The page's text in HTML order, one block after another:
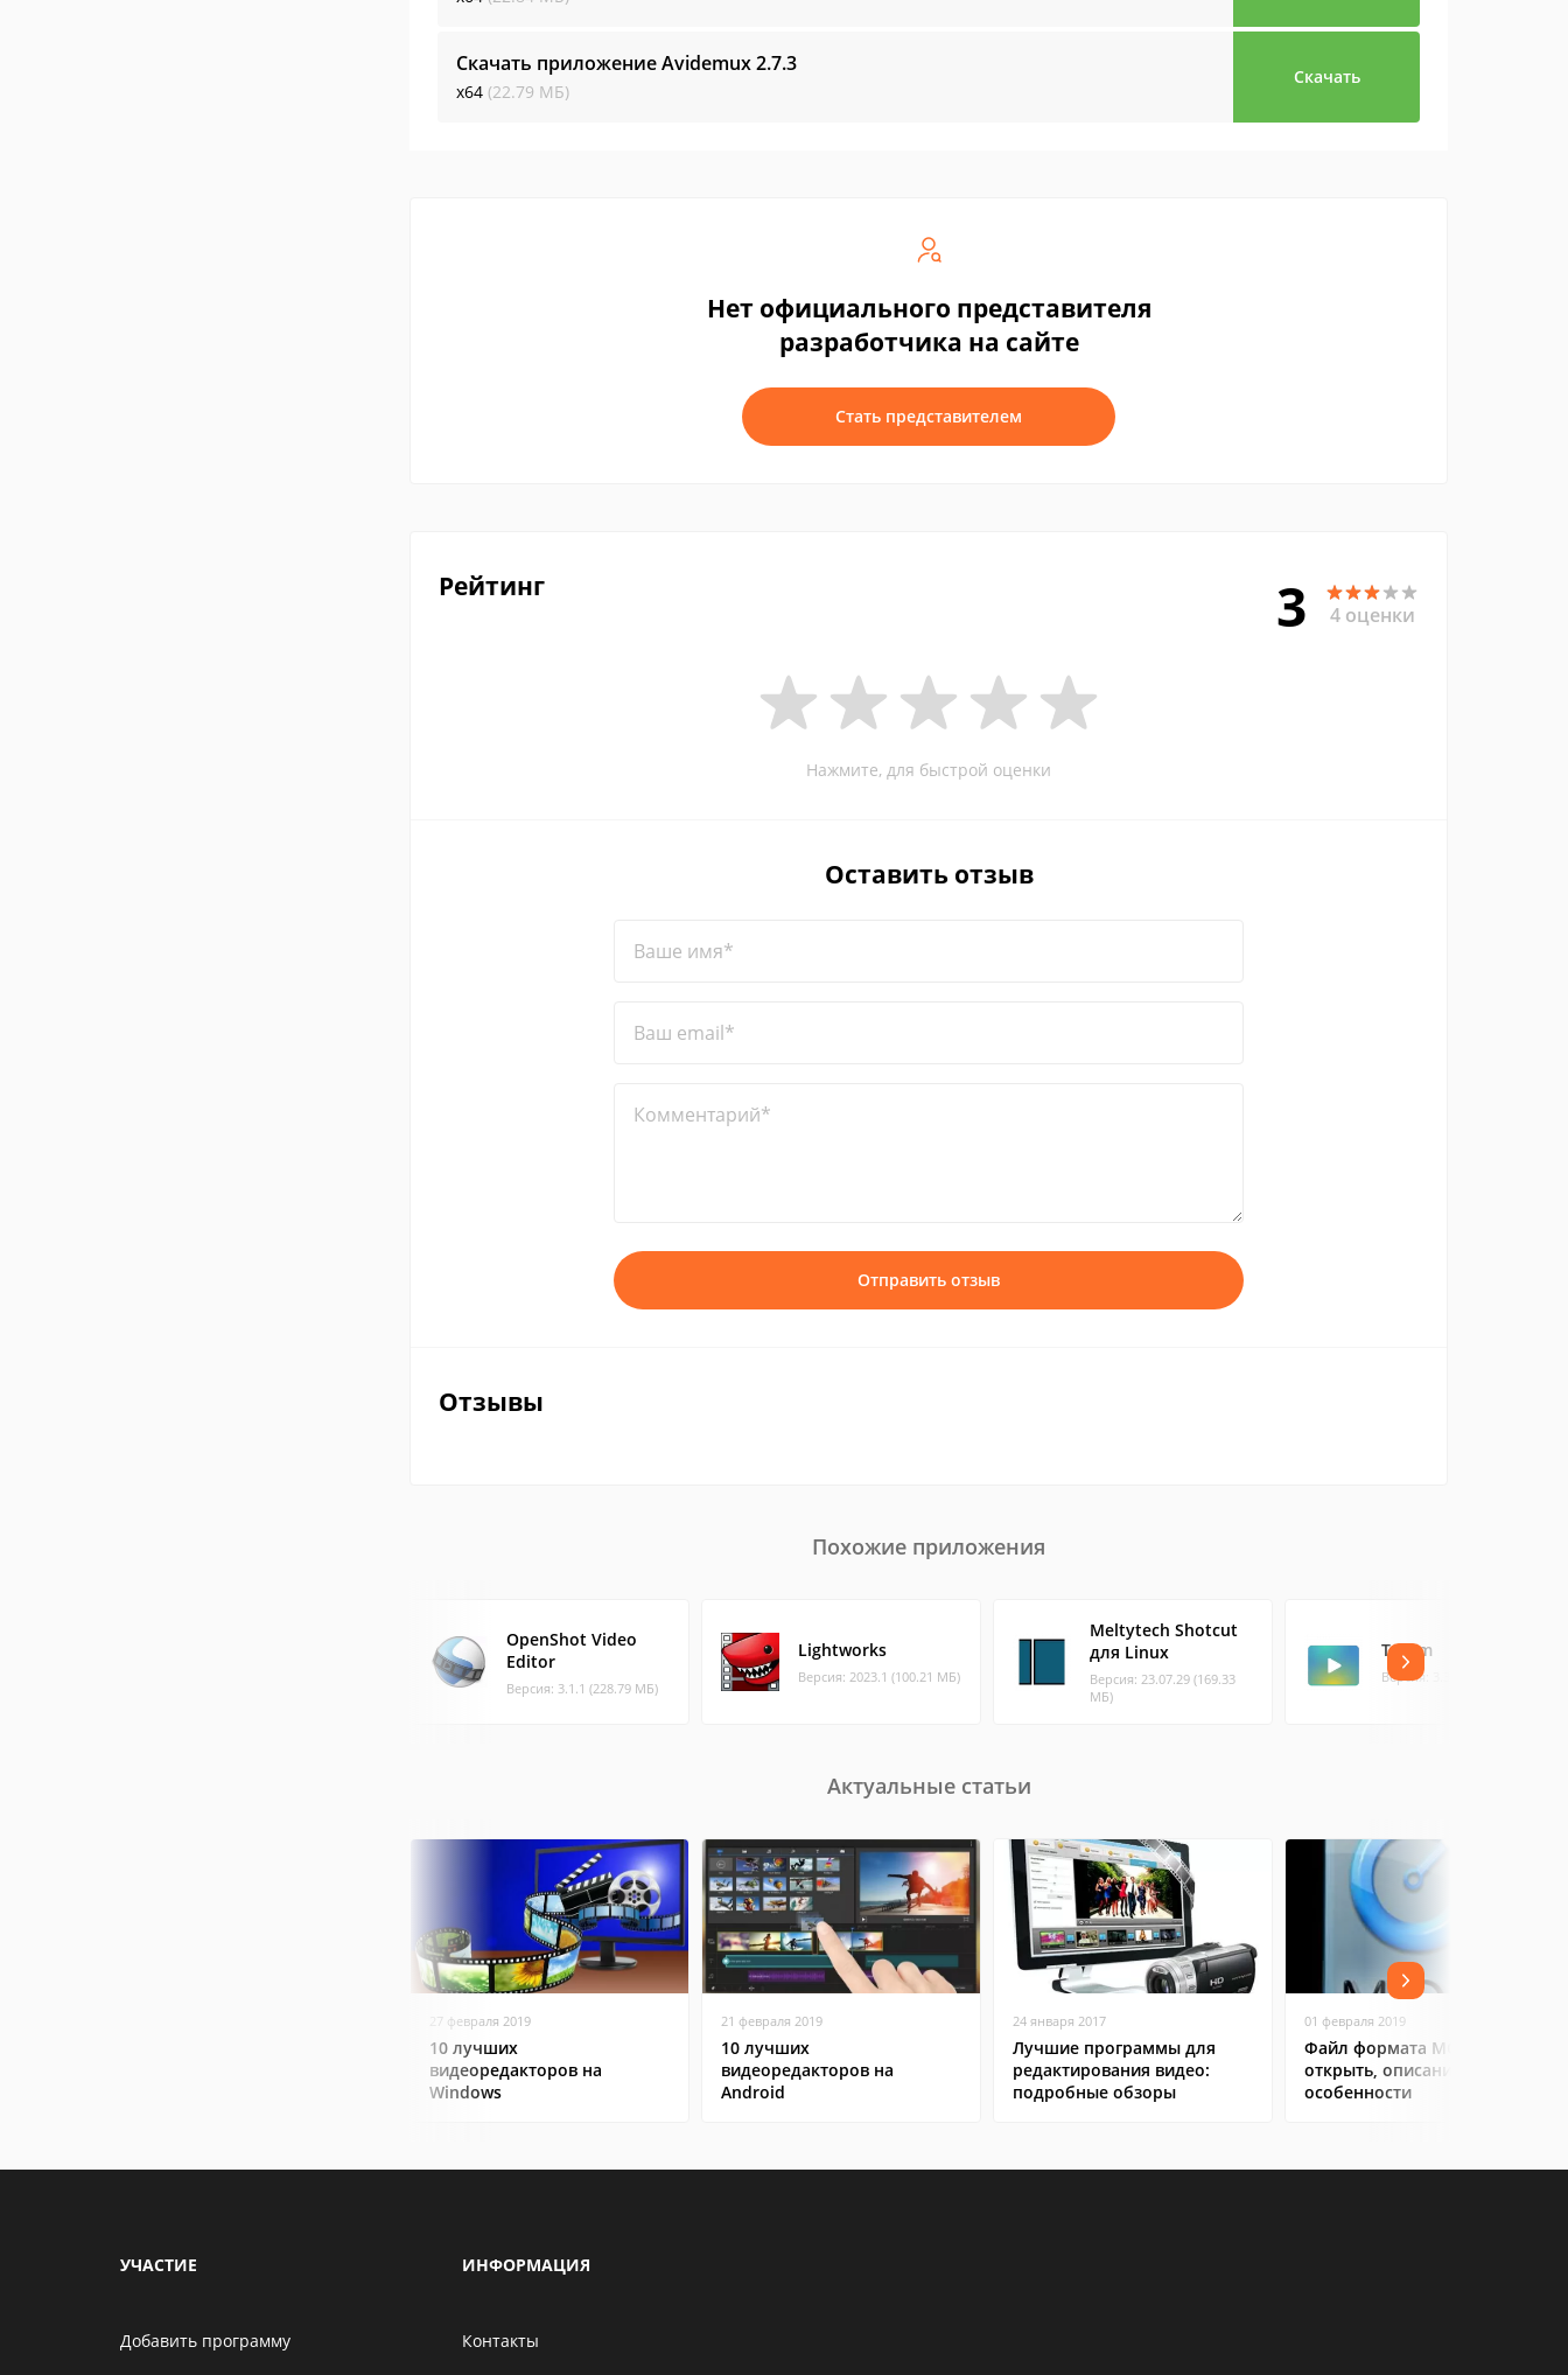
Скачать приложение Avidemux2.7.3
x64 (22.79 МБ)
Скачать
Нет официального представителя
разработчика на сайте
Стать представителем
Рейтинг 3 4 оценки
Нажмите, для быстрой оценки
Оставить отзыв
Ваше имя*
Ваш email*
Комментарий*
Отправить отзыв
Отзывы
Похожие приложения
OpenShot Video
Editor
Версия: 3.1.1 (228.79 МБ)
Lightworks
Версия: 2023.1 (100.21 МБ)
Meltytech Shotcut
для Linux
Версия: 23.07.29 (169.33
МБ)
Totem
Версия: 3.32.0 (2.05 МБ)
Актуальные статьи
27 февраля 2019
10 лучших
видеоредакторов на
Windows
21 февраля 2019
10 лучших
видеоредакторов на
Android
24 января 2017
Лучшие программы для
редактирования видео:
подробные обзоры
01 февраля 2019
Файл формата MOV: чем
открыть, описание,
особенности
УЧАСТИЕ
Добавить программу
ИНФОРМАЦИЯ
Контакты